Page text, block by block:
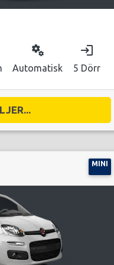
miscellaneous_services
Automatisk
login
5 Dörr
MINI